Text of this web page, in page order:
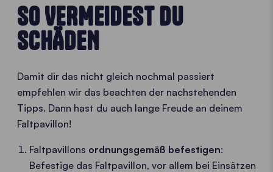
SO VERMEIDEST DU
SCHÄDEN
Damit dir das nicht gleich nochmal passiert
empfehlen wir das beachten der nachstehenden
Tipps. Dann hast du auch lange Freude an deinem
Faltpavillon!
Faltpavillons ordnungsgemäß befestigen:
Befestige das Faltpavillon, vor allem bei Einsätzen